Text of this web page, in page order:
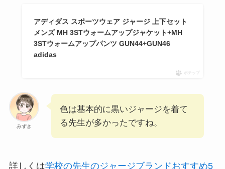
アディダス スポーツウェア ジャージ 上下セット
メンズ MH 3STウォームアップジャケット+MH
3STウォームアップパンツ GUN44+GUN46
adidas
ポチップ
みずき
色は基本的に黒いジャージを着て
る先生が多かったですね。
詳しくは学校の先生のジャージブランドおすすめ5